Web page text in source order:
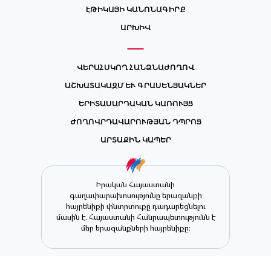
ԷԹԻԿԱՅԻ ԿԱՆՈՆԱԳԻՐՔ
ԱՐԽԻՎ
ՎԵՐԱՀՍԿՈՂ ՀԱՆՁՆԱԺՈՂՈՎ
ԱՇԽԱՏԱԿԱԶՄ ԵՒ ԳՐԱՍԵՆՅԱԿՆԵՐ
ԵՐԻՏԱՍԱՐԴԱԿԱՆ ԿԱՌՈՒՅՑ
ԺՈՂՈՎՐԴԱՎԱՐՈՒԹՅԱՆ ԴՊՐՈՑ
ԱՐՏԱՔԻՆ ԿԱՊԵՐ
Իրական Հայաստանի
գաղափարախոսությունը երազանքի
հայրենիքի փնտրտուքը դադարեցնելու
մասին է. Հայաստանի Հանրապետությունն է
մեր երազանքների հայրենիքը։